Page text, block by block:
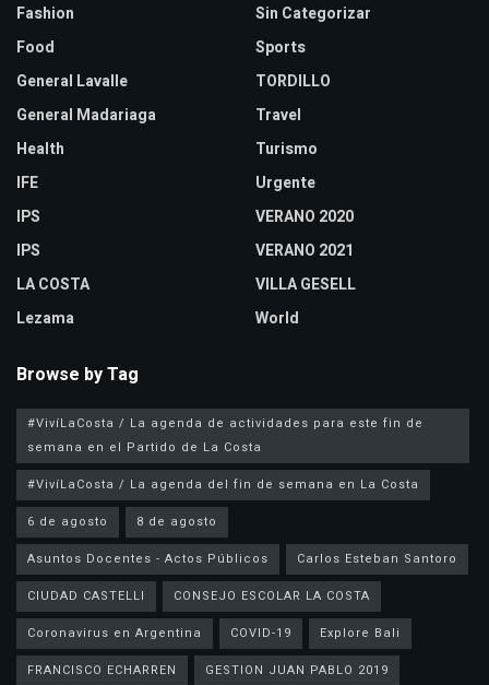
Fashion
Food
General Lavalle
General Madariaga
Health
IFE
IPS
IPS
LA COSTA
Lezama
Sin Categorizar
Sports
TORDILLO
Travel
Turismo
Urgente
VERANO 2020
VERANO 2021
VILLA GESELL
World
Browse by Tag
#VivíLaCosta / La agenda de actividades para este fin de
semana en el Partido de La Costa
#VivíLaCosta / La agenda del fin de semana en La Costa
6 de agosto
8 de agosto
Asuntos Docentes - Actos Públicos
Carlos Esteban Santoro
CIUDAD CASTELLI
CONSEJO ESCOLAR LA COSTA
Coronavirus en Argentina
COVID-19
Explore Bali
FRANCISCO ECHARREN
GESTION JUAN PABLO 2019